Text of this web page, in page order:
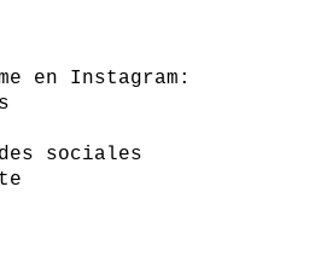
en Instagram:
sociales